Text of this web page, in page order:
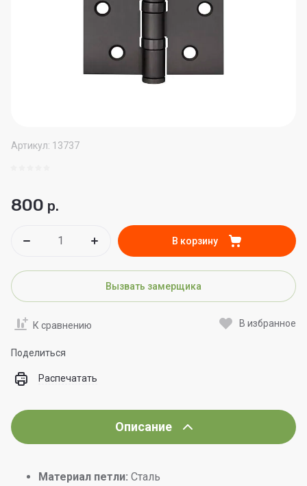
Артикул: 13737
800 р.
В корзину
Вызвать замерщика
К сравнению В избранное
Поделиться
Распечатать
Описание
Материал петли: Сталь